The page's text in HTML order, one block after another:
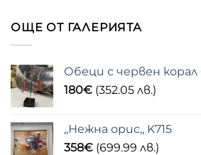
ОЩЕ ОТ ГАЛЕРИЯТА
Обеци с червен корал
180€ (352.05 лв.)
,,Нежна орис,, K715
358€ (699.99 лв.)